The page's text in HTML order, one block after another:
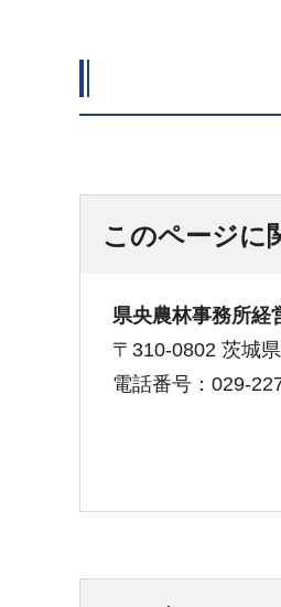
このページに
県央農林事務所経
〒310-0802 茨城
電話番号：029-